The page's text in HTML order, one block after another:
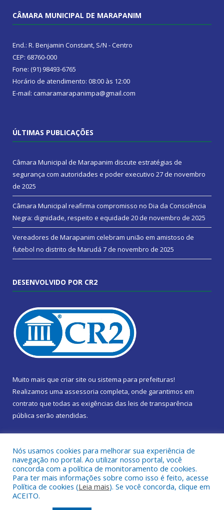
CÂMARA MUNICIPAL DE MARAPANIM
End.: R. Benjamin Constant, S/N - Centro
CEP: 68760-000
Fone: (91) 98493-6765
Horário de atendimento: 08:00 às 12:00
E-mail: camaramarapanimpa@gmail.com
ÚLTIMAS PUBLICAÇÕES
Câmara Municipal de Marapanim discute estratégias de
segurança com autoridades e poder executivo 27 de novembro
de 2025
Câmara Municipal reafirma compromisso no Dia da Consciência
Negra: dignidade, respeito e equidade 20 de novembro de 2025
Vereadores de Marapanim celebram união em amistoso de
futebol no distrito de Marudá 7 de novembro de 2025
DESENVOLVIDO POR CR2
Muito mais que criar site ou sistema para prefeituras!
Realizamos uma assessoria completa, onde garantimos em
contrato que todas as exigências das leis de transparência
pública serão atendidas.
Todos os direitos reservados a Câmara Municipal de Marapanim.
Nós usamos cookies para melhorar sua experiência de
navegação no portal. Ao utilizar nosso portal, você
concorda com a política de monitoramento de cookies.
Para ter mais informações sobre como isso é feito, acesse
Política de cookies (Leia mais). Se você concorda, clique em
ACEITO.